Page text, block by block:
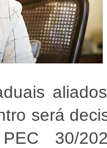
será
30/